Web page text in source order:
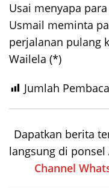
Usai menyapa
Usmail meminta
perjalanan pulang
Wailela (*)
Jumlah
Dapatkan berita
langsung di
Channel